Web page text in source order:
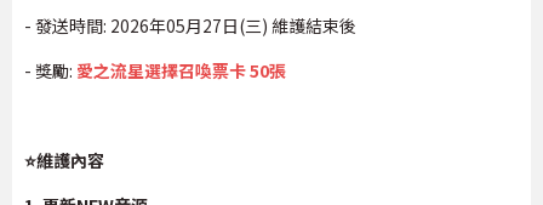
- 發送時間: 2026年05月27日(三) 維護結束後
- 獎勵: 愛之流星選擇召喚票卡 50張
⭐維護內容